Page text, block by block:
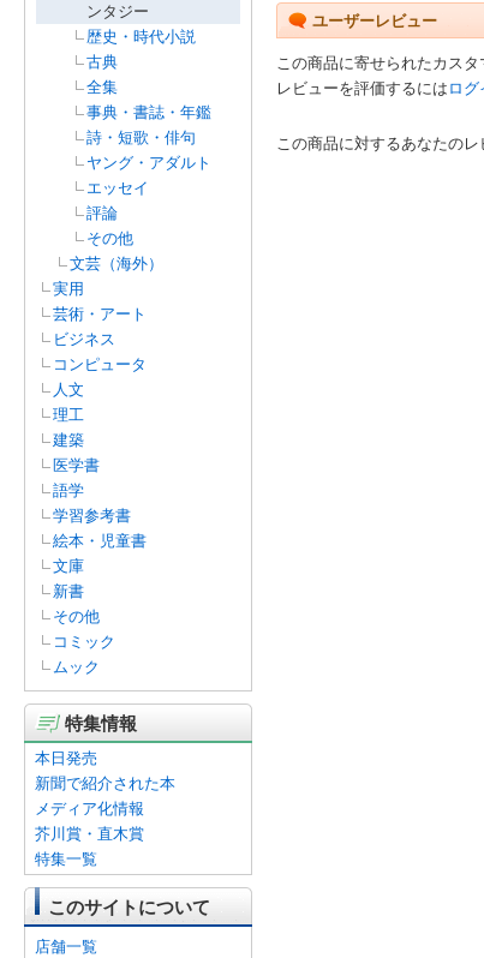
ンタジー
歴史・時代小説
古典
全集
事典・書誌・年鑑
詩・短歌・俳句
ヤング・アダルト
エッセイ
評論
その他
文芸（海外）
実用
芸術・アート
ビジネス
コンピュータ
人文
理工
建築
医学書
語学
学習参考書
絵本・児童書
文庫
新書
その他
コミック
ムック
特集情報
本日発売
新聞で紹介された本
メディア化情報
芥川賞・直木賞
特集一覧
このサイトについて
店舗一覧
ユーザーレビュー
この商品に寄せられたカス
レビューを評価するには ログ
この商品に対するあなたの